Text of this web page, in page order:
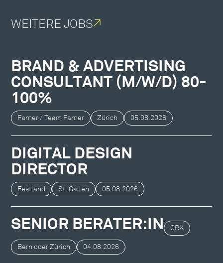
WEITERE JOBS↗
BRAND & ADVERTISING
CONSULTANT (M/W/D) 80-
100%
Farner / Team Farner Zürich 05.08.2026
DIGITAL DESIGN
DIRECTOR
Festland St. Gallen 05.08.2026
SENIOR BERATER:IN CRK
Bern oder Zürich 04.08.2026